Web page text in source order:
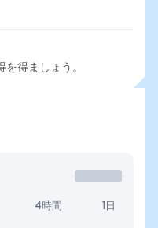
得ましょう。
4時間 1日